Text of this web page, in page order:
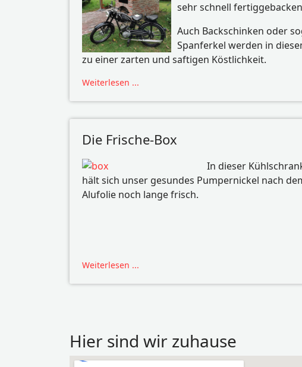
sehr schnell
Auch Backschinken oder
Spanferkel werden in
zu einer zarten und saftigen Köstlichkeit.
Weiterlesen ...
Die Frische-Box
In dieser
hält sich unser gesundes Pumpernickel nach
Alufolie noch lange frisch.
Weiterlesen ...
Hier sind wir zuhause